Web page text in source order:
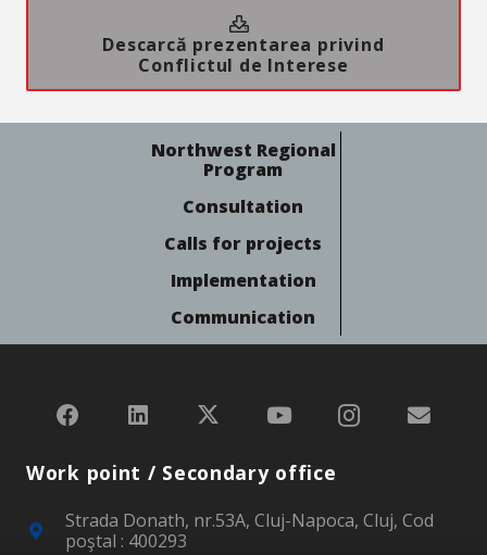
Descarcă prezentarea privind
Conflictul de Interese
Northwest Regional
Program
Consultation
Calls for projects
Implementation
Communication
Work point / Secondary office
Strada Donath, nr.53A, Cluj-Napoca, Cluj, Cod
poştal : 400293